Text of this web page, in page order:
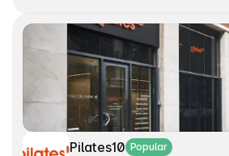
Pilates10 Popular